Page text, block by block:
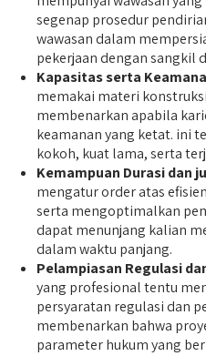
segenap prosedur
wawasan dalam
pekerjaan dengan sangkil
Kapasitas serta
memakai materi
membenarkan apabila
keamanan yang ketat. ini
kokoh, kuat lama, serta
Kemampuan Durasi dan
mengatur order atas
serta mengoptimalkan
dapat menunjang kalian
dalam waktu panjang.
Pelampiasan Regulasi
yang profesional tentu
persyaratan regulasi dan
membenarkan bahwa
parameter hukum yang